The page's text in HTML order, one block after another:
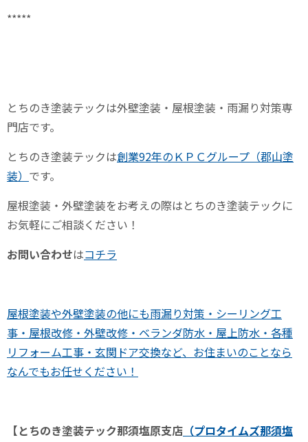
*****
とちのき塗装テックは外壁塗装・屋根塗装・雨漏り対策専
門店です。
とちのき塗装テックは創業92年のＫＰＣグループ（郡山塗
装） です。
屋根塗装・外壁塗装をお考えの際はとちのき塗装テックに
お気軽にご相談ください！
お問い合わせはコチラ
屋根塗装や外壁塗装の他にも雨漏り対策・シーリング工
事・屋根改修・外壁改修・ベランダ防水・屋上防水・各種
リフォーム工事・玄関ドア交換など、お住まいのことなら
なんでもお任せください！
【とちのき塗装テック那須塩原支店 （プロタイムズ那須塩